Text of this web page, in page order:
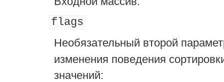
flags
Необязательный второй
изменения поведения
значений: